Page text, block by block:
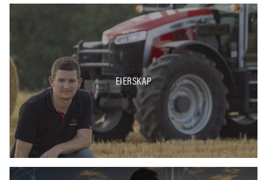
EIERSKAP